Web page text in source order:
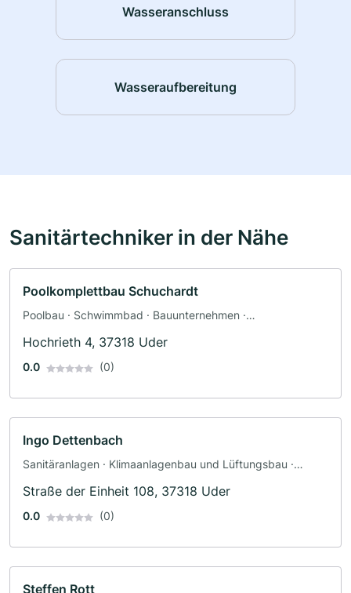
Wasseranschluss
Wasseraufbereitung
Sanitärtechniker in der Nähe
Poolkomplettbau Schuchardt
Poolbau · Schwimmbad · Bauunternehmen ·
Baggerbetrieb · Transport · Tiefbau
Hochrieth 4, 37318 Uder
0.0 (0)
Ingo Dettenbach
Sanitäranlagen · Klimaanlagenbau und Lüftungsbau ·
Straße der Einheit 108, 37318 Uder
0.0 (0)
Steffen Rott